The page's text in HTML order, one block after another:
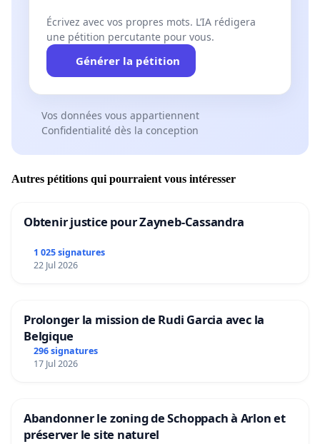
Écrivez avec vos propres mots. L’IA rédigera
une pétition percutante pour vous.
Générer la pétition
Vos données vous appartiennent
Confidentialité dès la conception
Autres pétitions qui pourraient vous intéresser
Obtenir justice pour Zayneb-Cassandra
1 025 signatures
22 Jul 2026
Prolonger la mission de Rudi Garcia avec la
Belgique
296 signatures
17 Jul 2026
Abandonner le zoning de Schoppach à Arlon et
préserver le site naturel